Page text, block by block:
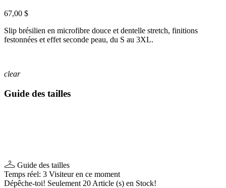
67,00 $
Slip brésilien en microfibre douce et dentelle stretch, finitions
festonnées et effet seconde peau, du S au 3XL.
clear
Guide des tailles
Guide des tailles
Temps réel: 3 Visiteur en ce moment
Dépêche-toi! Seulement 20 Article (s) en Stock!